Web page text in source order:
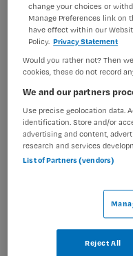
Niet nader bepaald
Vacature niet
niet meer actueel.
vacatures die voor u
change your choices or
Manage Preferences link on
have effect within our
Policy. Privacy Statement
Would you rather not? Then
cookies, these do not record
We and our partners
Use precise geolocation data.
identification. Store and/or
advertising and content,
research and services
List of Partners (vendors)
Reject All